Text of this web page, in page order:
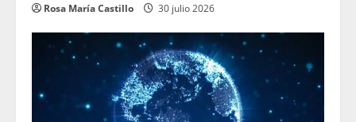
Rosa María Castillo 30 julio 2026